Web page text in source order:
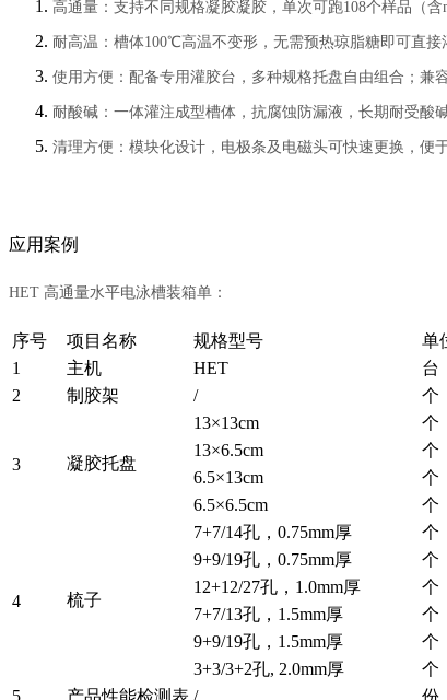
高通量：支持不同规格凝胶凝胶，单次可跑108个样品（含
耐高温：槽体100℃高温不变形，无需预热琼脂糖即可直接
使用方便：配备专用灌胶台，多种规格托盘自由组合；兼
耐酸碱：一体灌注成型槽体，抗腐蚀防漏液，长期耐受酸
清理方便：模块化设计，电极条及电磁头可快速更换，便
应用案例
HET 高通量水平电泳槽装箱单：
序号 项目名称 规格型号 单
1
主机 HET 台
2
制胶架 / 个
3 凝胶托盘
13×13cm 个
13×6.5cm
个
6.5×13cm
个
6.5×6.5cm
个
4 梳子
7+7/14孔，0.75mm厚 个
9+9/19孔，0.75mm厚
个
12+12/27孔，1.0mm厚
个
7+7/13孔，1.5mm厚
个
9+9/19孔，1.5mm厚
个
3+3/3+2孔, 2.0mm厚
个
5
产品性能检测表 / 份